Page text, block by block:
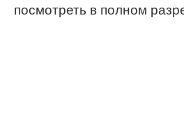
посмотреть в полном